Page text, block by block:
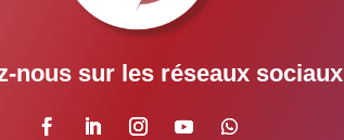
nous sur les réseaux sociaux